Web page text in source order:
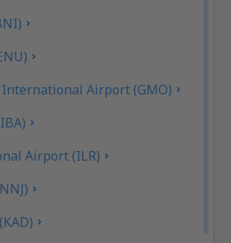
Airport (GMO)
Airport (ILR)